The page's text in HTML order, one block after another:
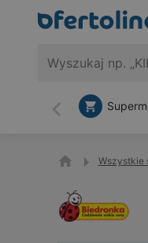
Wstecz
Wszystkie